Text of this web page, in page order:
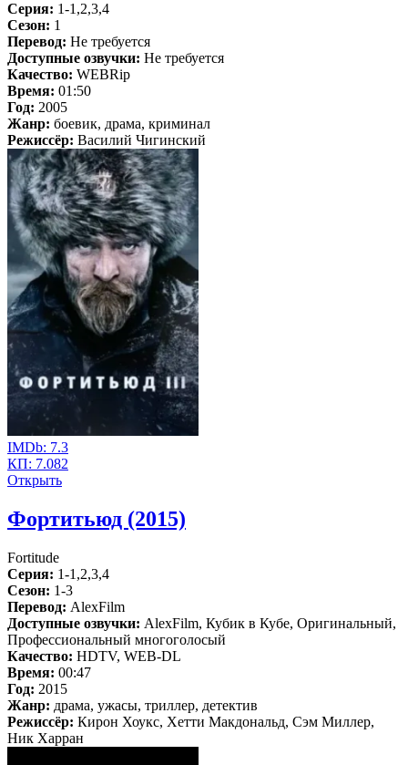
Серия: 1-1,2,3,4
Сезон: 1
Перевод: Не требуется
Доступные озвучки: Не требуется
Качество: WEBRip
Время: 01:50
Год: 2005
Жанр: боевик, драма, криминал
Режиссёр: Василий Чигинский
IMDb: 7.3
КП: 7.082
Открыть
Фортитьюд (2015)
Fortitude
Серия: 1-1,2,3,4
Сезон: 1-3
Перевод: AlexFilm
Доступные озвучки: AlexFilm, Кубик в Кубе, Оригинальный,
Профессиональный многоголосый
Качество: HDTV, WEB-DL
Время: 00:47
Год: 2015
Жанр: драма, ужасы, триллер, детектив
Режиссёр: Кирон Хоукс, Хетти Макдональд, Сэм Миллер,
Ник Харран